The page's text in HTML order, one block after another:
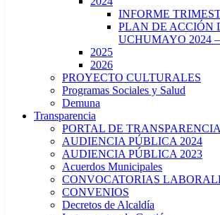
INFORME
PLAN DE ACCIÓN
UCHUMAYO 2024
2025
2026
PROYECTO CULTURALES
Programas Sociales y Salud
Demuna
Transparencia
PORTAL DE TRANSPARENCIA
AUDIENCIA PÚBLICA 2024
AUDIENCIA PÚBLICA 2023
Acuerdos Municipales
CONVOCATORIAS
CONVENIOS
Decretos de Alcaldía